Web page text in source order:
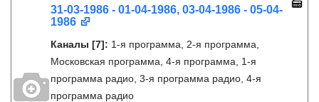
31-03-1986 - 01-04-1986, 03-04-1986 - 05-04-
1986
Каналы [7]: 1-я программа, 2-я программа,
Московская программа, 4-я программа, 1-я
программа радио, 3-я программа радио, 4-я
программа радио